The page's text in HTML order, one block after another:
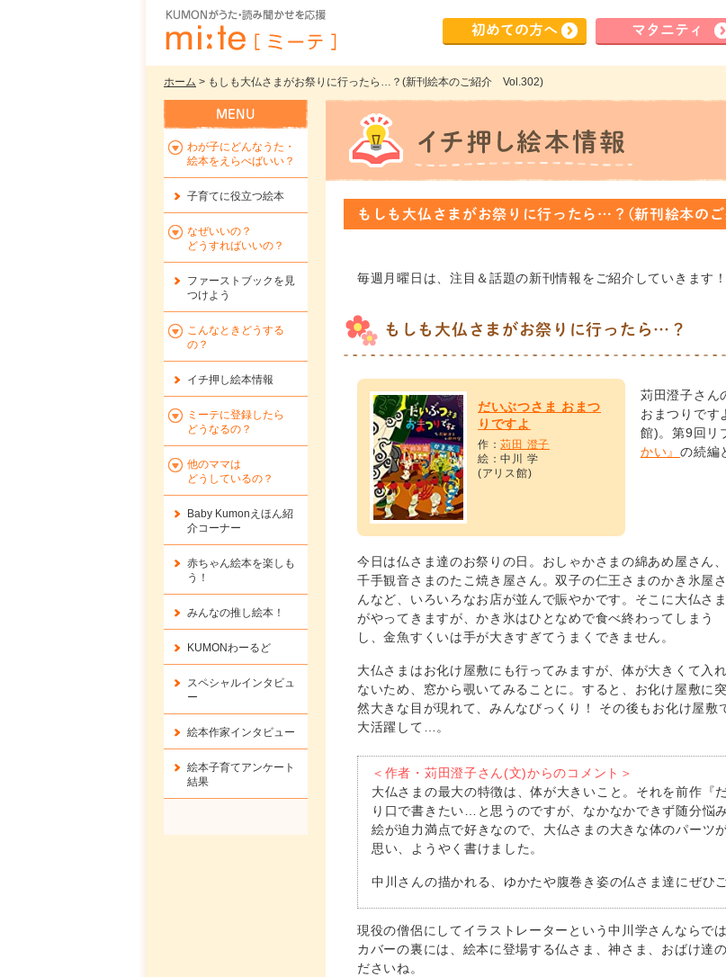
初めての方へ マタ ニティ
ホーム > もしも大仏さまがお祭りに行ったら…？(新刊絵本のご紹介 Vol.302)
もしも大仏さまがお祭りに行ったら…？(新刊絵本の
毎週月曜日は、注目＆話題の新刊情報をご紹介していきます！
もしも大仏さまがお祭りに行ったら…？
だいぶつさま おまつ
りですよ
作：苅田 澄子
絵：中川 学
(アリス館)
苅田澄子さん
おまつりです
館)。第9回リ
かい』の続編
今日は仏さま達のお祭りの日。おしゃかさまの綿あめ屋さん、
千手観音さまのたこ焼き屋さん。双子の仁王さまのかき氷屋さ
んなど、いろいろなお店が並んで賑やかです。そこに大仏さま
がやってきますが、かき氷はひとなめで食べ終わってしまう
し、金魚すくいは手が大きすぎてうまくできません。
大仏さまはお化け屋敷にも行ってみますが、体が大きくて入れ
ないため、窓から覗いてみることに。すると、お化け屋敷に突
然大きな目が現れて、みんなびっくり！ その後もお化け屋敷
大活躍して…。
＜作者・苅田澄子さん(文)からのコメント＞
大仏さまの最大の特徴は、体が大きいこと。それを前作『
り口で書きたい…と思うのですが、なかなかできず随分悩
絵が迫力満点で好きなので、大仏さまの大きな体のパーツ
思い、ようやく書けました。
中川さんの描かれる、ゆかたや腹巻き姿の仏さま達にぜひ
現役の僧侶にしてイラストレーターという中川学さんならで
カバーの裏には、絵本に登場する仏さま、神さま、おばけ達
ださいね。
わが子にどんなうた・
絵本をえらべばいい？
子育てに役立つ絵本
なぜいいの？
どうすればいいの？
ファーストブックを 見
つけよう
こんなときどうする
の？
イチ押し絵本情報
ミーテに登録したら
どうなるの？
他のママは
どうしているの？
Baby Kumonえほん紹
介コーナー
赤ちゃん絵本を楽しも
う！
みんなの推し絵本！
KUMONわーるど
スペシャルインタビュ
ー
絵本作家インタビュー
絵本子育てアンケート
結果